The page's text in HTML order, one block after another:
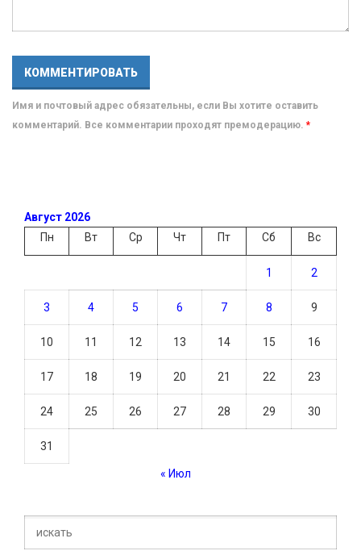
Имя и почтовый адрес обязательны, если Вы хотите оставить
комментарий. Все комментарии проходят премодерацию. *
Август 2026
Пн
Вт Ср Чт Пт Сб Вс
1 2
3 4 5 6 7 8 9
10 11 12 13 14 15 16
17 18 19 20 21 22 23
24 25 26 27 28 29 30
31
« Июл